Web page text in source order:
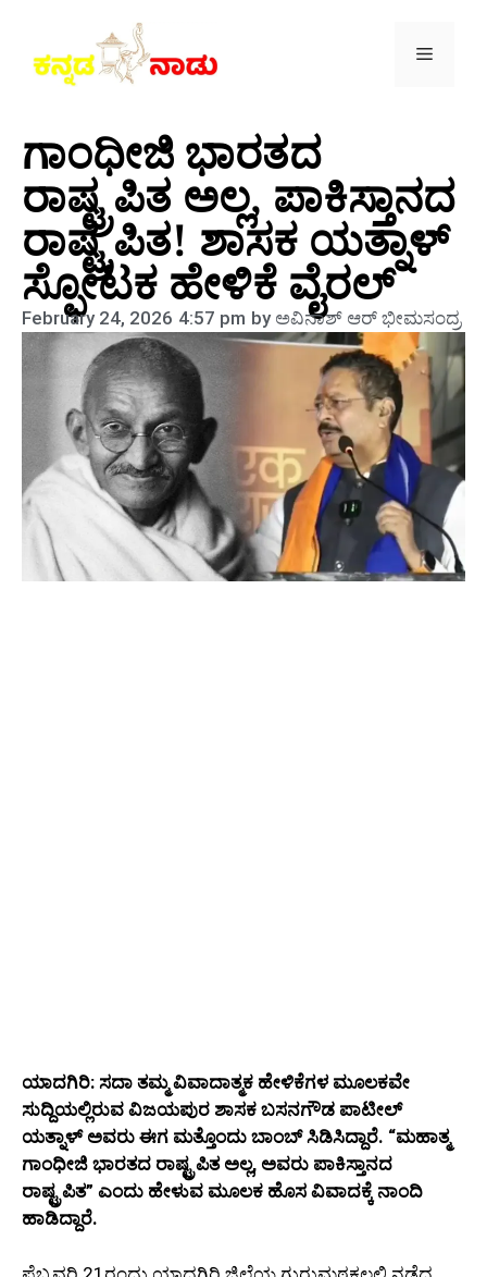
ಗಾಂಧೀಜಿ ಭಾರತದ
ರಾಷ್ಟ್ರಪಿತ ಅಲ್ಲ, ಪಾಕಿಸ್ತಾನದ
ರಾಷ್ಟ್ರಪಿತ! ಶಾಸಕ ಯತ್ನಾಳ್
ಸ್ಫೋಟಕ ಹೇಳಿಕೆ ವೈರಲ್
February 24, 2026 4:57 pm byಅವಿನಾಶ್‌ ಆರ್‌ ಭೀಮಸಂದ್ರ
ಯಾದಗಿರಿ: ಸದಾ ತಮ್ಮ ವಿವಾದಾತ್ಮಕ ಹೇಳಿಕೆಗಳ ಮೂಲಕವೇ
ಸುದ್ದಿಯಲ್ಲಿರುವ ವಿಜಯಪುರ ಶಾಸಕ ಬಸನಗೌಡ ಪಾಟೀಲ್
ಯತ್ನಾಳ್ ಅವರು ಈಗ ಮತ್ತೊಂದು ಬಾಂಬ್ ಸಿಡಿಸಿದ್ದಾರೆ. “ಮಹಾತ್ಮ
ಗಾಂಧೀಜಿ ಭಾರತದ ರಾಷ್ಟ್ರಪಿತ ಅಲ್ಲ, ಅವರು ಪಾಕಿಸ್ತಾನದ
ರಾಷ್ಟ್ರಪಿತ” ಎಂದು ಹೇಳುವ ಮೂಲಕ ಹೊಸ ವಿವಾದಕ್ಕೆ ನಾಂದಿ
ಹಾಡಿದ್ದಾರೆ.